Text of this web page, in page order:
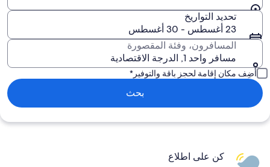
تحديد التواريخ
23 أغسطس - 30 أغسطس
المسافرون، وفئة المقصورة
مسافر واحد 1, الدرجة الاقتصادية
أضِف مكان إقامة لحجز باقة والتوفير*
بحث
كن على اطلاع